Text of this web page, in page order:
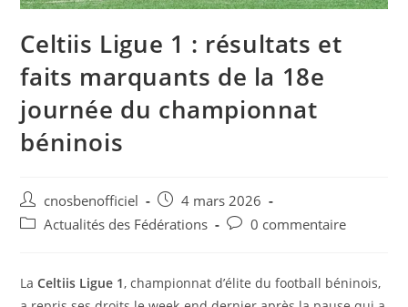
Celtiis Ligue 1 : résultats et
faits marquants de la 18e
journée du championnat
béninois
cnosbenofficiel
4 mars 2026
Actualités des Fédérations
0 commentaire
LaCeltiis Ligue 1, championnat d’élite du football béninois,